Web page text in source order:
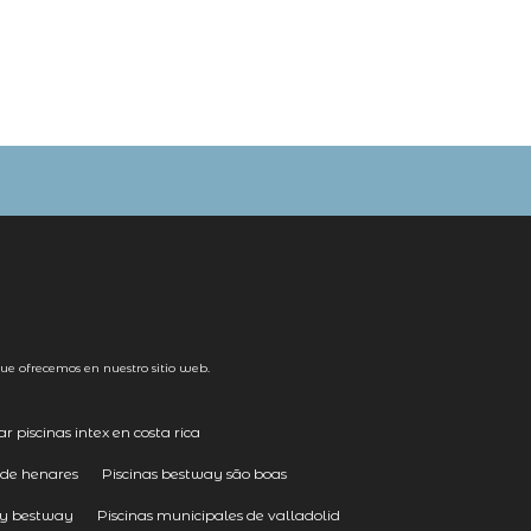
ofrecemos en nuestro sitio web.
piscinas intex en costa rica
henares Piscinas bestway são boas
bestway Piscinas municipales de valladolid